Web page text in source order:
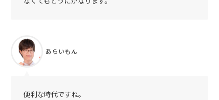
あらいもん
便利な時代ですね。